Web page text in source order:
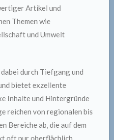
Artikel und
Themen wie
und Umwelt
durch Tiefgang und
bietet exzellente
Inhalte und Hintergründe
reichen von regionalen bis
Bereiche ab, die auf dem
oft nur oberflächlich